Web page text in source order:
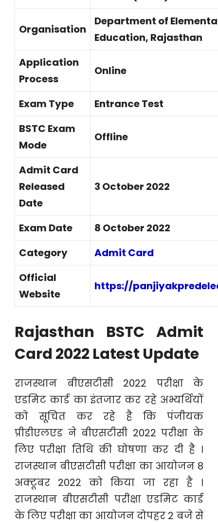
Organisation
Department of
Education, Rajasthan
Application
Process
Online
Exam Type
Entrance Test
BSTC Exam
Mode
Offline
Admit Card
Released
Date
3 October 2022
Exam Date
8 October 2022
Category
Admit Card
Official
Website
https://
Rajasthan BSTC Admit
Card 2022 Latest Update
राजस्थान बीएसटीसी 2022 परीक्षा के
एडमिट कार्ड का इंतजार कर रहे अभ्यर्थियों
को सूचित कर रहे है कि पंजीयक
प्रीडीएलएड ने बीएसटीसी 2022 परीक्षा के
लिए परीक्षा तिथि की घोषणा कर दी है ।
राजस्थान बीएसटीसी परीक्षा का आयोजन 8
अक्टूबर 2022 को किया जा रहा है ।
राजस्थान बीएसटीसी परीक्षा एडमिट कार्ड
के लिए परीक्षा का आयोजन दोपहर 2 बजे से